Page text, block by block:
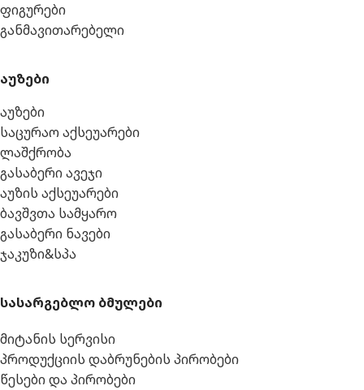
ფიგურები
განმავითარებელი
აუზები
აუზები
საცურაო აქსეუარები
ლაშქრობა
გასაბერი ავეჯი
აუზის აქსეუარები
ბავშვთა სამყარო
გასაბერი ნავები
ჯაკუზი&სპა
სასარგებლო ბმულები
მიტანის სერვისი
პროდუქციის დაბრუნების პირობები
წესები და პირობები